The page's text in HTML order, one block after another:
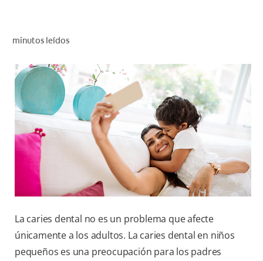
PARA PROFESIONALES
CUPONES
SUSCRÍBETE
minutos leídos
La caries dental no es un problema que afecte
únicamente a los adultos. La caries dental en niños
pequeños es una preocupación para los padres